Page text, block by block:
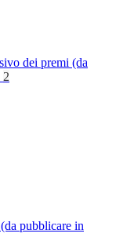
dei premi (da
2
pubblicare in